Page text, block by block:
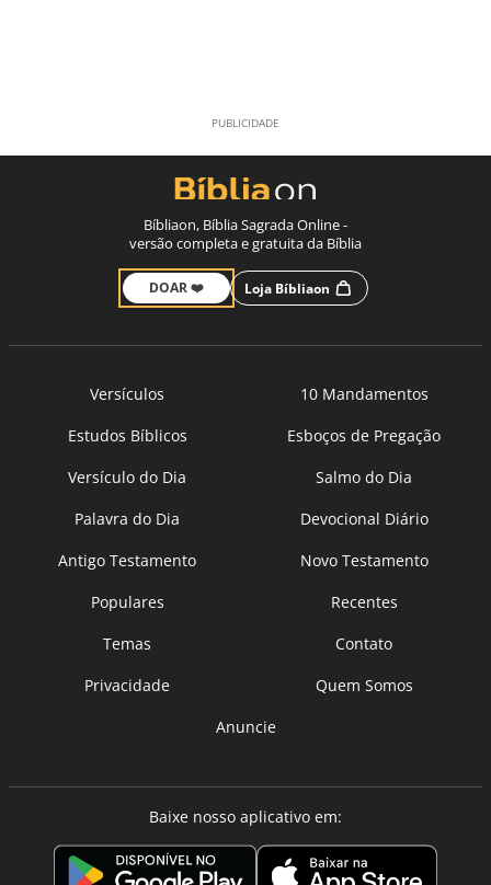
Bíbliaon, Bíblia Sagrada Online -
versão completa e gratuita da Bíblia
DOAR ❤️ Loja Bíbliaon
Versículos
10 Mandamentos
Estudos Bíblicos
Esboços de Pregação
Versículo do Dia
Salmo do Dia
Palavra do Dia
Devocional Diário
Antigo Testamento
Novo Testamento
Populares
Recentes
Temas
Contato
Privacidade
Quem Somos
Anuncie
Baixe nosso aplicativo em: